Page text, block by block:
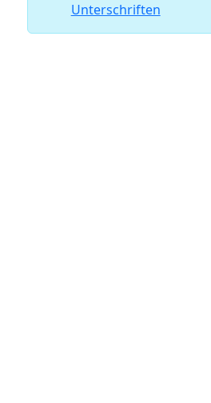
Unterschriften